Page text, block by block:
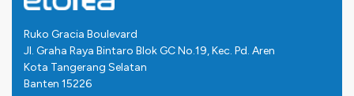
Ruko Gracia Boulevard
Jl. Graha Raya Bintaro Blok GC No.19, Kec. Pd. Aren
Kota Tangerang Selatan
Banten 15226